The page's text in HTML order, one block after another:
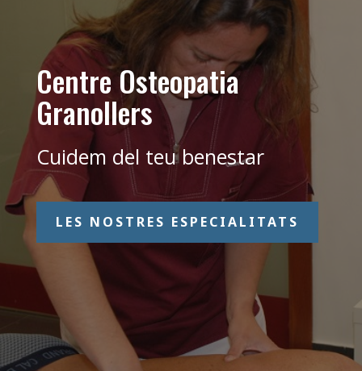
Centre Osteopatia
Granollers
Cuidem del teu benestar
LES NOSTRES ESPECIALITATS